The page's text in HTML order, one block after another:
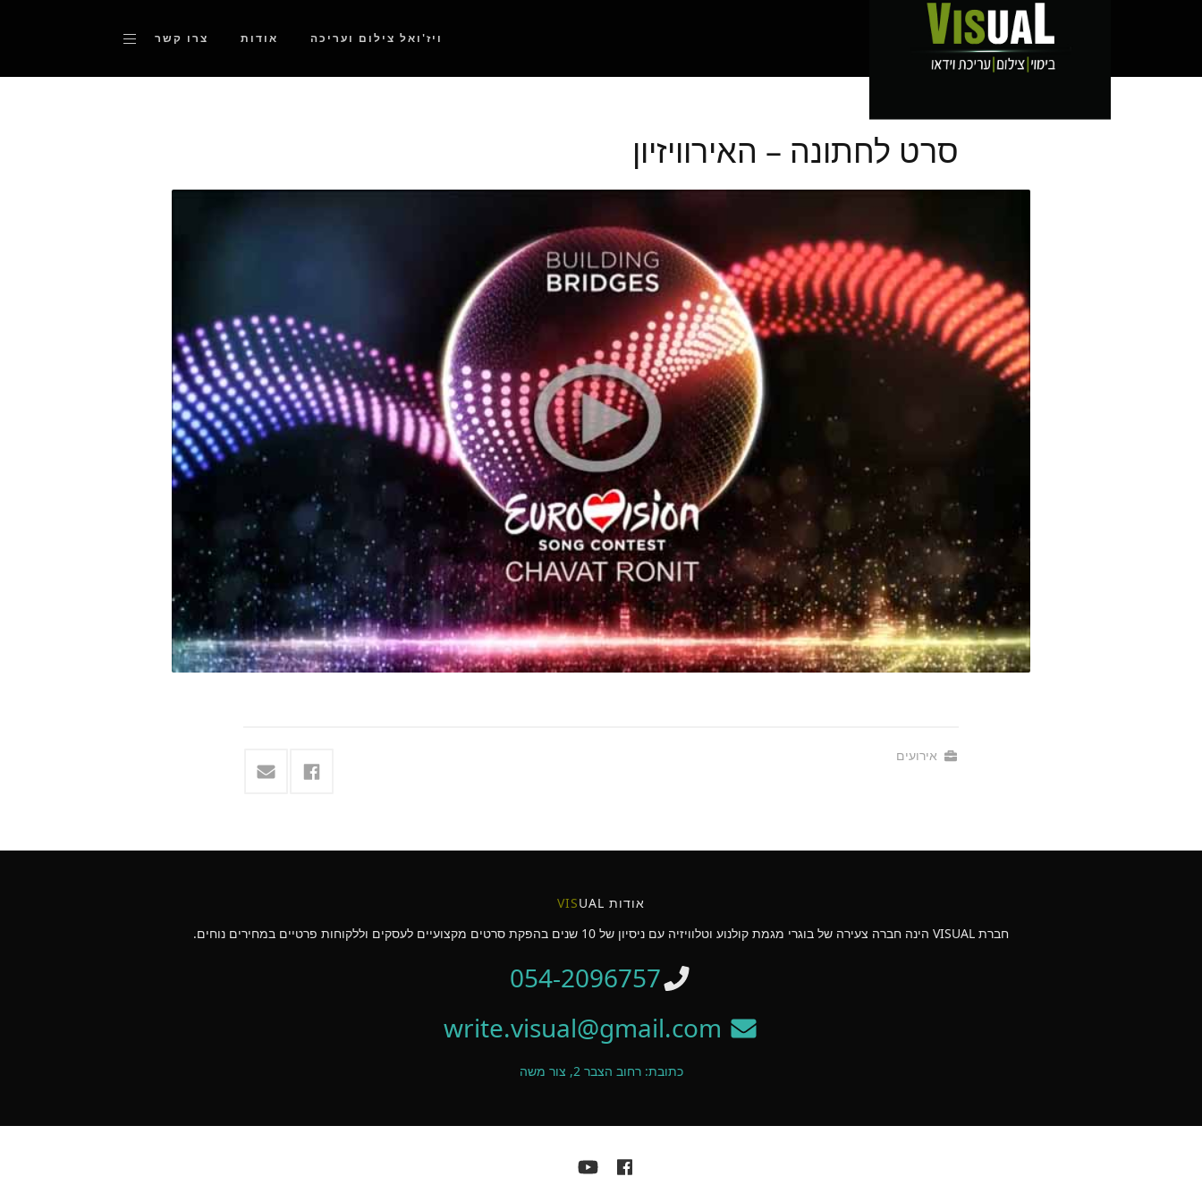
ויז'ואל צילום ועריכה אודות צרו קשר
סרט לחתונה – האירוויזיון
אירועים
אודות VISUAL
חברת VISUAL הינה חברה צעירה של בוגרי מגמת קולנוע וטלוויזיה עם ניסיון של 10 שנים בהפקת סרטים מקצועיים לעסקים וללקוחות פרטיים במחירים נוחים.
054-2096757
כתובת: רחוב הצבר 2, צור משה